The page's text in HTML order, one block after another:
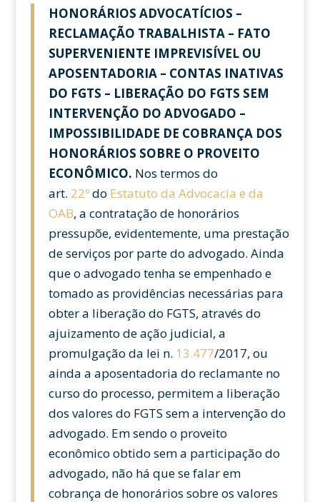
HONORÁRIOS ADVOCATÍCIOS –
RECLAMAÇÃO TRABALHISTA – FATO
SUPERVENIENTE IMPREVISÍVEL OU
APOSENTADORIA – CONTAS INATIVAS
DO FGTS – LIBERAÇÃO DO FGTS SEM
INTERVENÇÃO DO ADVOGADO –
IMPOSSIBILIDADE DE COBRANÇA DOS
HONORÁRIOS SOBRE O PROVEITO
ECONÔMICO. Nos termos do
art. 22ºdo Estatuto da Advocacia e da
OAB, a contratação de honorários
pressupõe, evidentemente, uma prestação
de serviços por parte do advogado. Ainda
que o advogado tenha se empenhado e
tomado as providências necessárias para
obter a liberação do FGTS, através do
ajuizamento de ação judicial, a
promulgação da lei n. 13.477/2017, ou
ainda a aposentadoria do reclamante no
curso do processo, permitem a liberação
dos valores do FGTS sem a intervenção do
advogado. Em sendo o proveito
econômico obtido sem a participação do
advogado, não há que se falar em
cobrança de honorários sobre os valores